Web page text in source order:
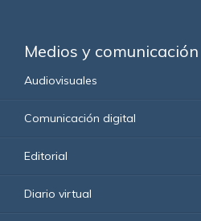
Medios y comunicación
Audiovisuales
Comunicación digital
Editorial
Diario virtual